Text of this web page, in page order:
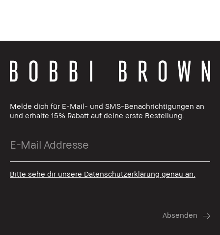
Melde dich für E-Mail- und SMS-Benachrichtigungen an
und erhalte 15% Rabatt auf deine erste Bestellung.
Bitte sehe dir unsere Datenschutzerklärung genau an.